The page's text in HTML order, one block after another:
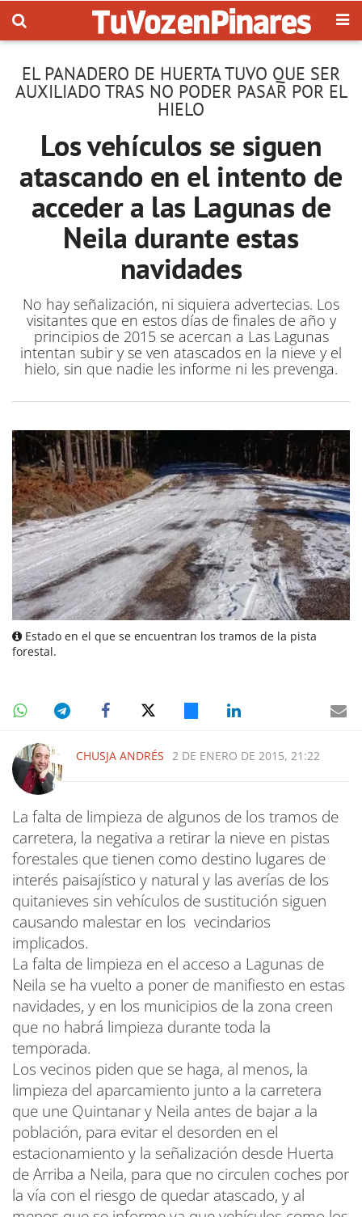
EL PANADERO DE HUERTA TUVO QUE SER
AUXILIADO TRAS NO PODER PASAR POR EL
HIELO
Los vehículos se siguen
atascando en el intento de
acceder a las Lagunas de
Neila durante estas
navidades
No hay señalización, ni siquiera advertecias. Los
visitantes que en estos días de finales de año y
principios de 2015 se acercan a Las Lagunas
intentan subir y se ven atascados en la nieve y el
hielo, sin que nadie les informe ni les prevenga.
Estado en el que se encuentran los tramos de la pista
forestal.
CHUSJA ANDRÉS 2 DE ENERO DE 2015, 21:22
La falta de limpieza de algunos de los tramos de
carretera, la negativa a retirar la nieve en pistas
forestales que tienen como destino lugares de
interés paisajístico y natural y las averías de los
quitanieves sin vehículos de sustitución siguen
causando malestar en los vecindarios
implicados.
La falta de limpieza en el acceso a Lagunas de
Neila se ha vuelto a poner de manifiesto en estas
navidades, y en los municipios de la zona creen
que no habrá limpieza durante toda la
temporada.
Los vecinos piden que se haga, al menos, la
limpieza del aparcamiento junto a la carretera
que une Quintanar y Neila antes de bajar a la
población, para evitar el desorden en el
estacionamiento y la señalización desde Huerta
de Arriba a Neila, para que no circulen coches por
la vía con el riesgo de quedar atascado, y al